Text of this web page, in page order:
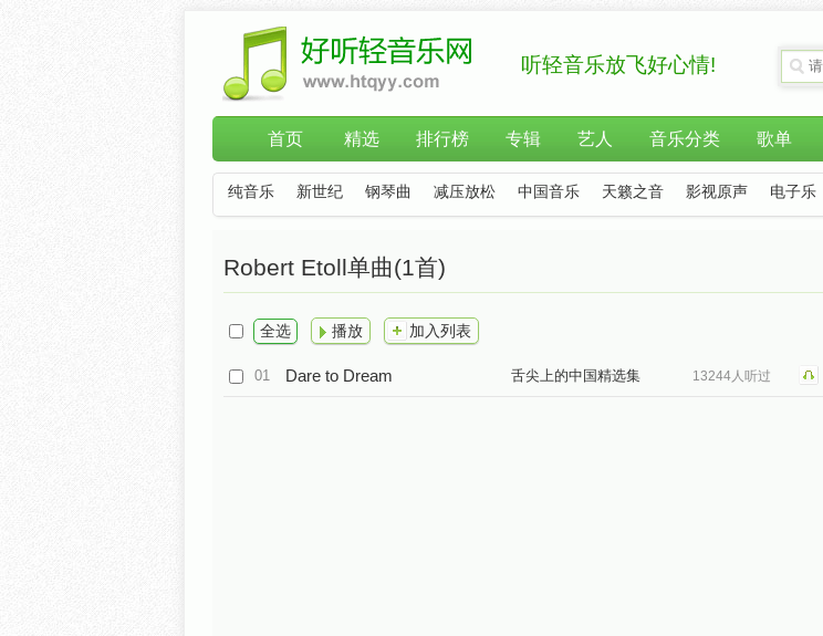
听轻音乐放飞好心情!
首页 精选 排行榜 专辑 艺人 音乐分类 歌单
纯音乐 新世纪 钢琴曲 减压放松 中国音乐 天籁之音 影视原声 电子乐
Robert Etoll单曲(1首)
全选 播放 加入列表
01 Dare to Dream 舌尖上的中国精选集 13244人听过